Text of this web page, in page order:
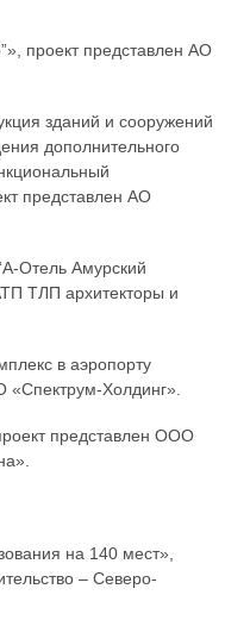
проект представлен АО
зданий и сооружений
дополнительного
представлен АО
Отель Амурский
ТЛП архитекторы и
в аэропорту
«Спектрум-Холдинг».
представлен ООО
на 140 мест»,
– Северо-